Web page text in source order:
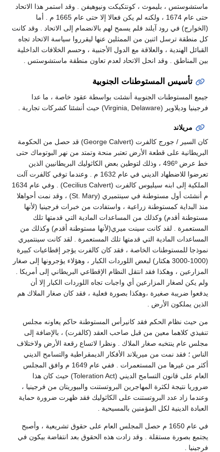
ماستشوستس ، بليموث ، كونتكيكت ونيوهيفن . وقد استمر هذا الاتحاد
حتى عام 1674 ، ولكنه لم يكن فعالا إلا حتى عام 1665 م . أما
(الخوارج) في رود آيلند فلم يسمح لهم بالانضمام إلى الاتحاد . وقد كانت
كل منطقة ترسل اثنين من الممثلين عنها ليقرروا سياسة الاتحاد تجاه
القبائل الهندية ، والعلاقة مع الدول الأجنبية ، وحسم الخلافات الداخلية
بين المناطق . وقد انحل الاتحاد لعدم تعاون منطقة ماستشوستس .
تأسيس المستوطنات الجنوبية
جيمع المستوطنات الجنوبية أنشئت بواسطة عقود خاصة ، ما عدا
فرجينيا وديلاوير (Virginia, Delaware) حيث أنشئتا كشركات تجارية .
مريلاند
كان السير / جورج كالفرت (George Calvert) قد حصل من الحكومة
البريطانية على قطعة الأرض تعتبر منحة وتمتد من نهر البوتوماك حتى
خط عرض 496º ، وذلك لتوطين بعض الكاثوليك البريطانيين الذين
تعرضوا للاضطهاد الديني في عام 1632 م . وعندما توفي كالفرت آلت
الملكية إلى ابنه سيليوس كالفرت (Cecilius Calvert) . وفي عام 1634
م أنشئت أول مستوطنة في سينتميري (St. Mary) ، وقد نمت أحواهلا
منذ البداية كمستوطنة زراعية ، واستفادت من خبرات فرجينيا (لأنها
مستوطنة أقدم) وكذلك من المساعدات المادية التي قدمتها تلك
المستعمرة . لقد كانت سينت ميري(لأنها مستوطنة أقدم) وكذلك من
المساعدات المادية التي قدمتها تلك المستعمرة . لقد كانت سينتميري
نموذجا للمستوطنات الخاصة ، فقد كان كالفرت يؤجر إقطاعيات كبيرة
(1000-3000 هكتار) لبعض اللوردات الكبار ، وهؤلاء يؤجرونها إلى صغار
المزارعين ، وهكذا فقد انتقل النظام الإقطاعي البريطاني إلى أمريكا .
ولم يكن لصغار المزارعين أي واجبات تجاه اللوردات الكبار إلا أن
يدفعوا ضريبة صغيرة ،وهكذا بصورة فعلية ، فقد كان صغار الملاك هم
الذين يملكون الأرض .
من حيث نظام الحكم فقد كانيرأس المستوطنة حاكم يعاونه مجلس
تنفيذي كلاهما معين من قبل صاحب العقد (كالفرت) ، بالإضافة إلى
مجلس عام ينتخبه صغار الملاك . ونظرا لاتساع رقعة الأرض ولاختلاف
الناس ؛ فقد نمت من ميريلاند الأفكار الديمقراطية والتسامح الديني
أكثر من غيرها من المستعمرات . ففي عام 1649 م وافق المجلس
العام على قانون التسامح الديني (Toleration Act) حيث كان هذا
ضروريا نتيجة لكثرة المهاجرين البروتستنت والبيوريتان من فرجينيا ،
وعندما زاد عدد البروتستنت على الكاثوليك فقد ظهرت ضرورة حماية
العبادة الدينية لكل المؤمنين بالمسيحية .
في عام 1650 م حصل المجلس العام على حقوق تشريعية ، وأصبح
يجتمع بصورة مستقلة . وقد زادت هذه الحقوق بعد انتفاضة بيكون في
فرجينيا .